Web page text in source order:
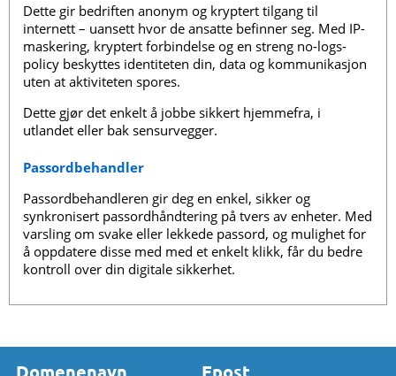
Dette gir bedriften anonym og kryptert tilgang til
internett – uansett hvor de ansatte befinner seg. Med IP-
maskering, kryptert forbindelse og en streng no-logs-
policy beskyttes identiteten din, data og kommunikasjon
uten at aktiviteten spores.
Dette gjør det enkelt å jobbe sikkert hjemmefra, i
utlandet eller bak sensurvegger.
Passordbehandler
Passordbehandleren gir deg en enkel, sikker og
synkronisert passordhåndtering på tvers av enheter. Med
varsling om svake eller lekkede passord, og mulighet for
å oppdatere disse med med et enkelt klikk, får du bedre
kontroll over din digitale sikkerhet.